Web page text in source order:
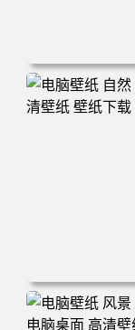
电脑壁纸 自然
壁纸下载 壁纸大
电脑壁纸 自然
壁纸下载 壁纸大